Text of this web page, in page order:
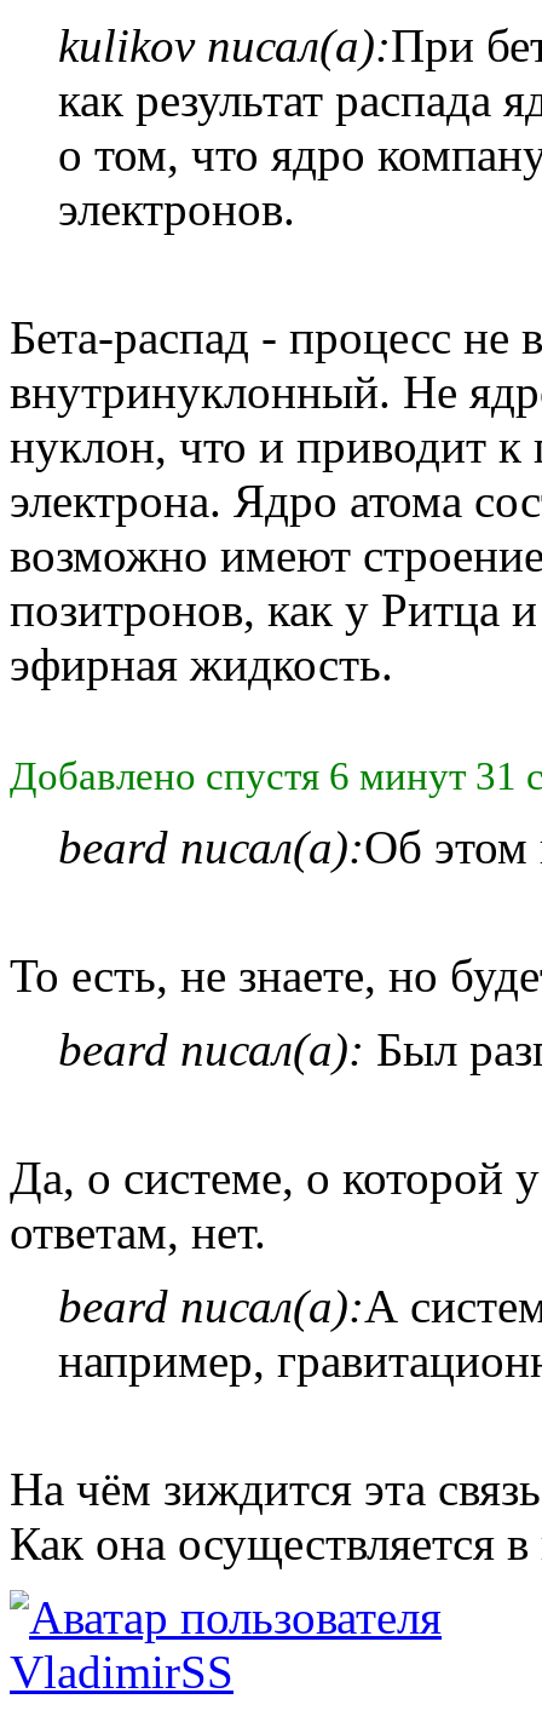
kulikov писал(а):При
как результат распада
о том, что ядро
электронов.
Бета-распад - процесс не
внутринуклонный. Не
нуклон, что и приводит
электрона. Ядро атома
возможно имеют
позитронов, как у Ритца
эфирная жидкость.
Добавлено спустя 6 минут 31
beard писал(а):Об этом
То есть, не знаете, но
beard писал(а): Был
Да, о системе, о которой
ответам, нет.
beard писал(а):А
например,
На чём зиждится эта
Как она осуществляется
VladimirSS